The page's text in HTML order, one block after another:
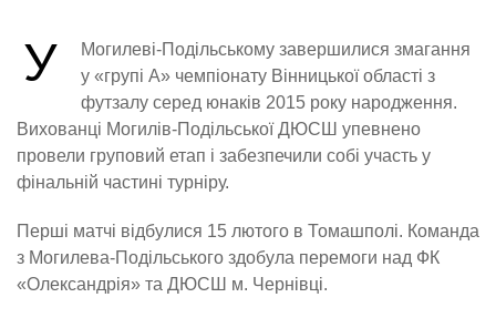
У
Могилеві-Подільському завершилися змагання
у «групі А» чемпіонату Вінницької області з
футзалу серед юнаків 2015 року народження.
Вихованці Могилів-Подільської ДЮСШ упевнено
провели груповий етап і забезпечили собі участь у
фінальній частині турніру.
Перші матчі відбулися 15 лютого в Томашполі. Команда
з Могилева-Подільського здобула перемоги над ФК
«Олександрія» та ДЮСШ м. Чернівці.